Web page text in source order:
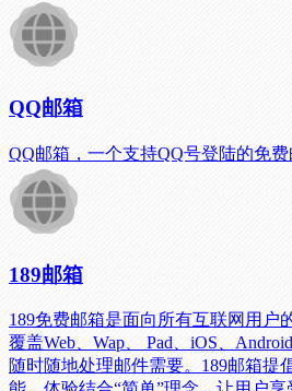
QQ邮箱
QQ邮箱，一个支持QQ号登陆的免费
189邮箱
189免费邮箱是面向所有互联网用户
覆盖Web、Wap、 Pad、iOS、
随时随地处理邮件需要。189邮箱提